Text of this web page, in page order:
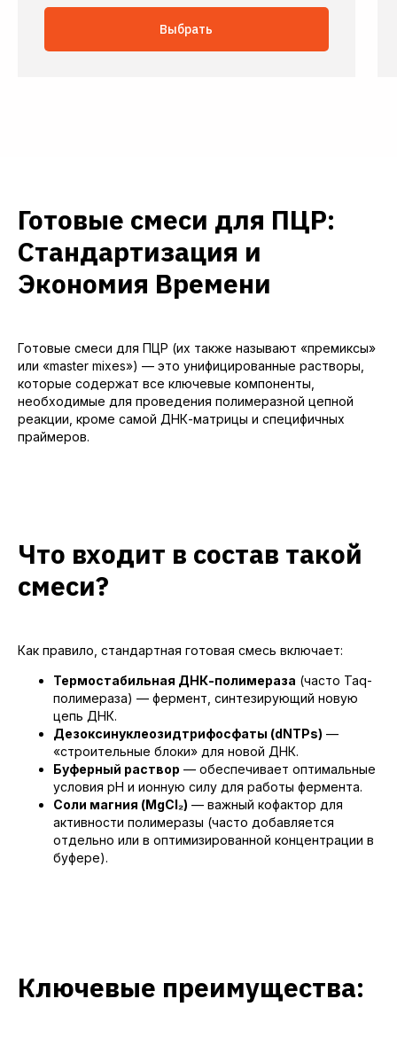
Выбрать
Готовые смеси для ПЦР:
Стандартизация и
Экономия Времени
Готовые смеси для ПЦР (их также называют «премиксы»
или «master mixes») — это унифицированные растворы,
которые содержат все ключевые компоненты,
необходимые для проведения полимеразной цепной
реакции, кроме самой ДНК-матрицы и специфичных
праймеров.
Что входит в состав такой
смеси?
Как правило, стандартная готовая смесь включает:
Термостабильная ДНК-полимераза (часто Taq-
полимераза) — фермент, синтезирующий новую
цепь ДНК.
Дезоксинуклеозидтрифосфаты (dNTPs) —
«строительные блоки» для новой ДНК.
Буферный раствор — обеспечивает оптимальные
условия pH и ионную силу для работы фермента.
Соли магния (MgCl₂) — важный кофактор для
активности полимеразы (часто добавляется
отдельно или в оптимизированной концентрации в
буфере).
Ключевые преимущества: